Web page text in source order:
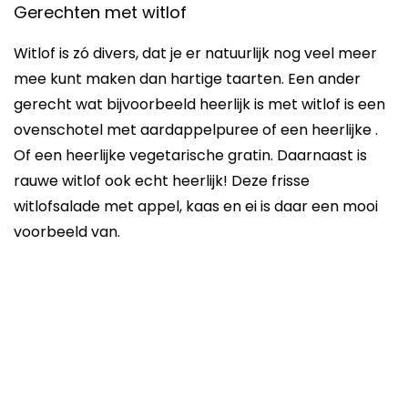
Gerechten met witlof
Witlof is zó divers, dat je er natuurlijk nog veel meer
mee kunt maken dan hartige taarten. Een ander
gerecht wat bijvoorbeeld heerlijk is met witlof is een
ovenschotel met aardappelpuree of een heerlijke .
Of een heerlijke vegetarische gratin. Daarnaast is
rauwe witlof ook echt heerlijk! Deze frisse
witlofsalade met appel, kaas en ei is daar een mooi
voorbeeld van.